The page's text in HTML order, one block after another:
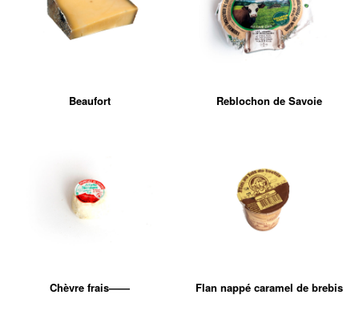
Beaufort Reblochon de Savoie
Chèvre frais—— Flan nappé caramel de brebis